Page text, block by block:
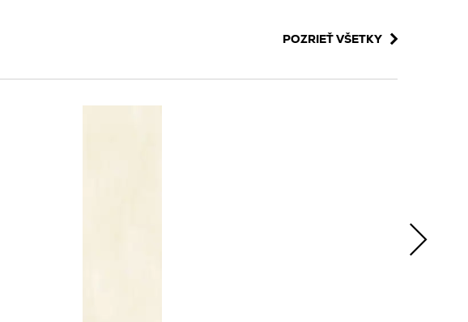
POZRIEŤ VŠETKY